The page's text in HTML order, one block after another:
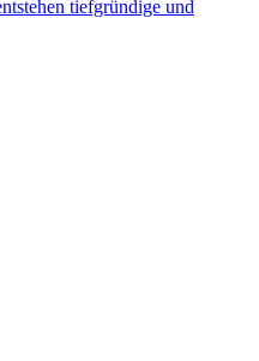
tiefgründige und